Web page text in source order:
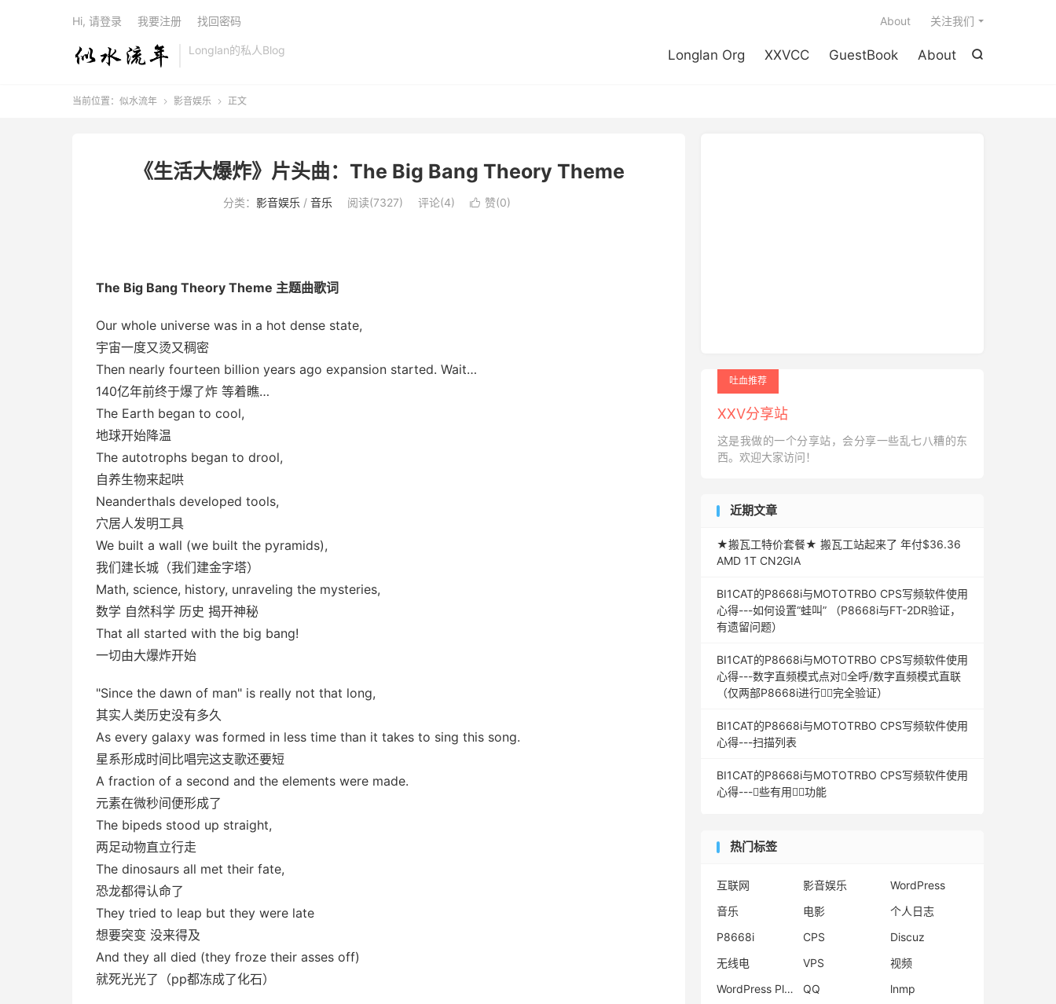
Longlan的私人Blog 
Longlan Org XXVCC GuestBook About
About 关注我们
Hi, 请登录 我要注册 找回密码
当前位置： 似水流年  影音娱乐  正文
《生活大爆炸》片头曲：The Big Bang Theory Theme
分类： 影音娱乐 / 音乐 阅读(7327) 评论(4)  赞(0)
The Big Bang Theory Theme 主题曲歌词
Our whole universe was in a hot dense state,
宇宙一度又烫又稠密
Then nearly fourteen billion years ago expansion started. Wait…
140亿年前终于爆了炸 等着瞧…
The Earth began to cool,
地球开始降温
The autotrophs began to drool,
自养生物来起哄
Neanderthals developed tools,
穴居人发明工具
We built a wall (we built the pyramids),
我们建长城（我们建金字塔）
Math, science, history, unraveling the mysteries,
数学 自然科学 历史 揭开神秘
That all started with the big bang!
一切由大爆炸开始
"Since the dawn of man" is really not that long,
其实人类历史没有多久
As every galaxy was formed in less time than it takes to sing this song.
星系形成时间比唱完这支歌还要短
A fraction of a second and the elements were made.
元素在微秒间便形成了
The bipeds stood up straight,
两足动物直立行走
The dinosaurs all met their fate,
恐龙都得认命了
They tried to leap but they were late
想要突变 没来得及
And they all died (they froze their asses off)
就死光光了（pp都冻成了化石）
吐血推荐
XXV分享站
这是我做的一个分享站，会分享一些乱七八糟的东
西。欢迎大家访问！
近期文章
★搬瓦工特价套餐★ 搬瓦工站起来了 年付$36.36
AMD 1T CN2GIA
BI1CAT的P8668i与MOTOTRBO CPS写频软件使用
心得---如何设置“蛙叫” （P8668i与FT-2DR验证，
有遗留问题）
BI1CAT的P8668i与MOTOTRBO CPS写频软件使用
心得---数字直频模式点对全呼/数字直频模式直联
（仅两部P8668i进行完全验证）
BI1CAT的P8668i与MOTOTRBO CPS写频软件使用
心得---扫描列表
BI1CAT的P8668i与MOTOTRBO CPS写频软件使用
心得---些有用功能
热门标签
互联网 影音娱乐
WordPress
音乐
电影
个人日志
P8668i
CPS
Discuz
无线电
VPS
视频
WordPress Plugins
QQ
lnmp